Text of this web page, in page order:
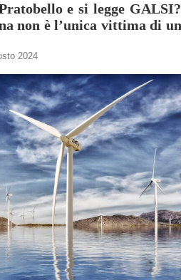
e si legge
non è l’unica vittima di
2024